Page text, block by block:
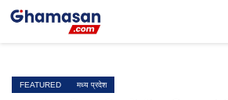
Skip
FEATURED मध्य प्रदेश